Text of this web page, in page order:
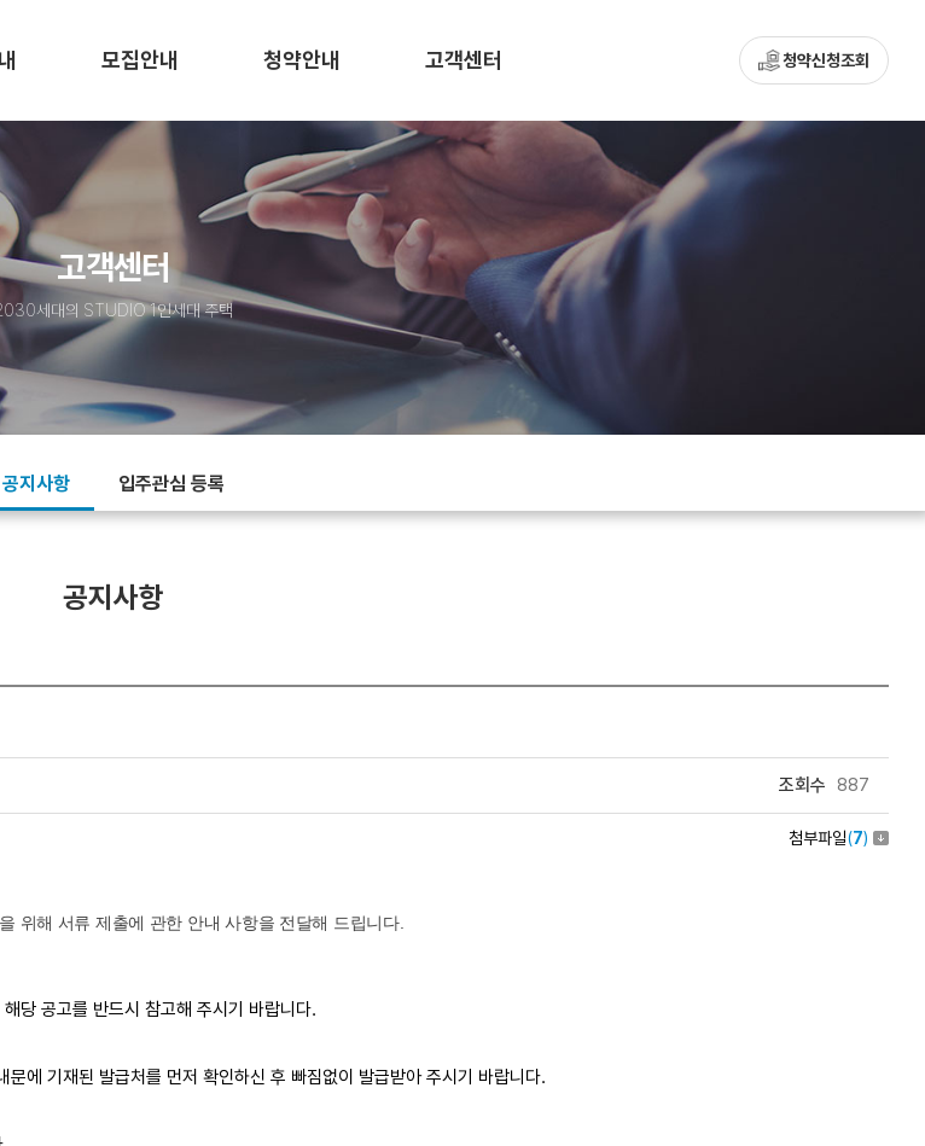
설
모집안내
청년안심주택
청약 자격요건
금융지원 안내
임차인 모집공고
공급유형 안내
임대조건
청약안내
청약일정
청약신청
제출서류 안내
고객센터
공지사항
청약신청조회
고객센터
세대의 STUDIO 1인세대 주택
공지사항 입주관심 등록
공지사항
조회수 887
첨부파일(7)
위해 서류 제출에 관한 안내 사항을 전달해 드립니다.
당 공고를 반드시 참고해 주시기 바랍니다.
에 기재된 발급처를 먼저 확인하신 후 빠짐없이 발급받아 주시기 바랍니다.